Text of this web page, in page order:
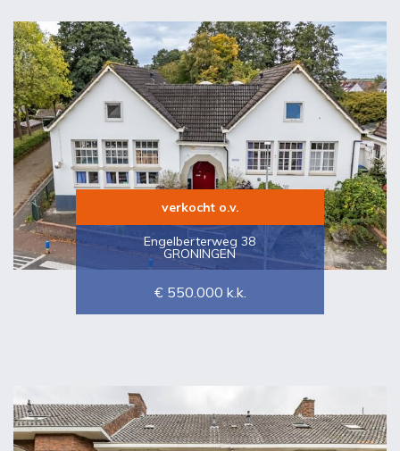
verkocht o.v.
Engelberterweg 38
GRONINGEN
€ 550.000 k.k.